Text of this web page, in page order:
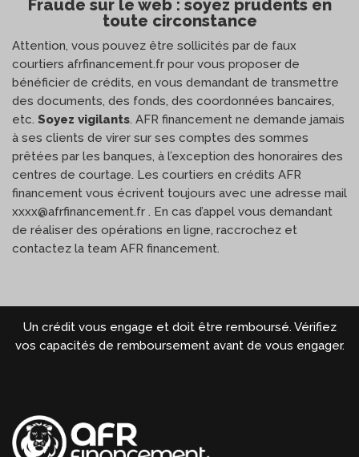
Fraude sur le web : soyez prudents en
toute circonstance
Attention, vous pouvez être sollicités par de faux
courtiers afrfinancement.fr pour vous proposer de
bénéficier de crédits, en vous demandant de transmettre
des documents, des fonds, des coordonnées bancaires,
etc. Soyez vigilants . AFR financement ne demande jamais
à ses clients de virer sur ses comptes des sommes
prêtées par les banques, à l’exception des honoraires des
centres de courtage. Les courtiers en crédits AFR
financement vous écrivent toujours avec une adresse mail
xxxx@afrfinancement.fr . En cas d’appel vous demandant
de réaliser des opérations en ligne, raccrochez et
contactez la team AFR financement.
Un crédit vous engage et doit être remboursé. Vérifiez
vos capacités de remboursement avant de vous engager.